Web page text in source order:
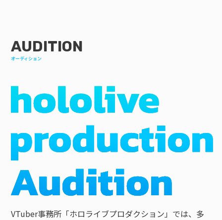
AUDITION
オーディション
VTuber事務所「ホロライブプロダクション」では、多